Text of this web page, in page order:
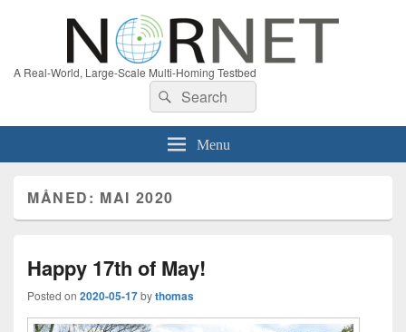
A Real-World, Large-Scale Multi-Homing Testbed
Search
for:
Search
Menu
MÅNED: MAI 2020
Happy 17th of May!
Posted on 2020-05-17bythomas